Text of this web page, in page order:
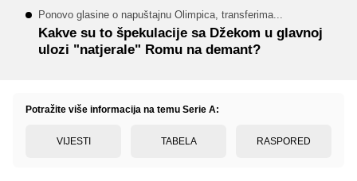
Ponovo glasine o napuštajnu Olimpica, transferima...
Kakve su to špekulacije sa Džekom u glavnoj
ulozi "natjerale" Romu na demant?
Potražite više informacija na temu Serie A:
VIJESTI TABELA RASPORED